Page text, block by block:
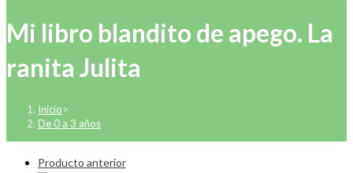
Mi libro blandito de apego. La
ranita Julita
Inicio>
De 0 a 3 años
Producto anterior